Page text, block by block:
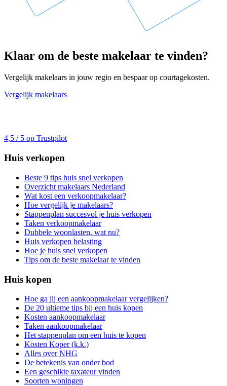
Klaar om de beste makelaar te vinden?
Vergelijk makelaars in jouw regio en bespaar op courtagekosten.
Vergelijk makelaars
4,5 / 5 op Trustpilot
Huis verkopen
Beste 9 tips huis snel verkopen
Overzicht makelaars Nederland
Wat kost een verkoopmakelaar?
Hoe vergelijk je makelaars?
Stappenplan succesvol je huis verkopen
Taken verkoopmakelaar
Dubbele woonlasten, wat nu?
Huis verkopen belasting
Hoe je huis snel verkopen
Tips om de beste makelaar te vinden
Huis kopen
Hoe ga jij een aankoopmakelaar vergelijken?
De 20 ultieme tips bij een huis kopen
Kosten aankoopmakelaar
Taken aankoopmakelaar
Het stappenplan om een huis te kopen
Kosten Koper (k.k.)
Alles over NHG
De betekenis van onder bod
Een geschikte taxateur vinden
Soorten woningen